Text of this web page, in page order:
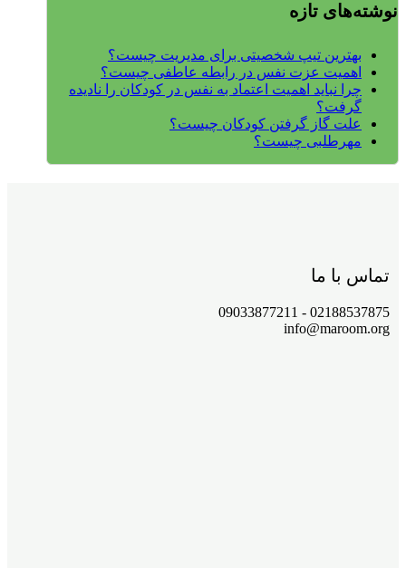
نوشته‌های تازه
بهترین تیپ شخصیتی برای مدیریت چیست؟
اهمیت عزت نفس در رابطه عاطفی چیست؟
چرا نباید اهمیت اعتماد به نفس در کودکان را نادیده
گرفت؟
علت گاز گرفتن کودکان چیست؟
مهرطلبی چیست؟
تماس با ما
02188537875 - 09033877211
info@maroom.org